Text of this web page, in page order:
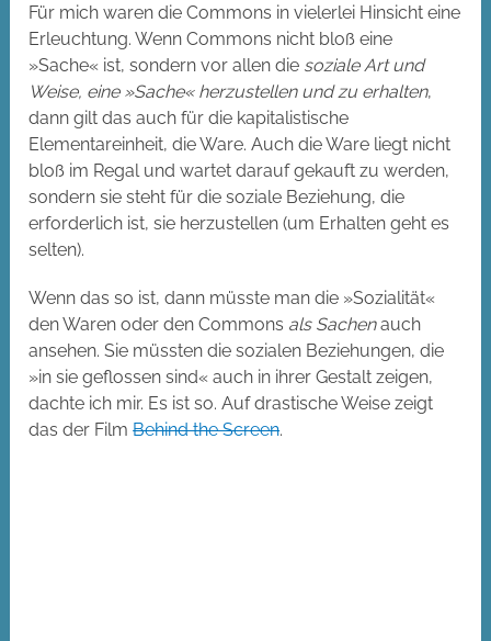
Für mich waren die Commons in vielerlei Hinsicht eine
Erleuchtung. Wenn Commons nicht bloß eine
»Sache« ist, sondern vor allen die soziale Art und
Weise, eine »Sache« herzustellen und zu erhalten,
dann gilt das auch für die kapitalistische
Elementareinheit, die Ware. Auch die Ware liegt nicht
bloß im Regal und wartet darauf gekauft zu werden,
sondern sie steht für die soziale Beziehung, die
erforderlich ist, sie herzustellen (um Erhalten geht es
selten).
Wenn das so ist, dann müsste man die »Sozialität«
den Waren oder den Commons als Sachenauch
ansehen. Sie müssten die sozialen Beziehungen, die
»in sie geflossen sind« auch in ihrer Gestalt zeigen,
dachte ich mir. Es ist so. Auf drastische Weise zeigt
das der FilmBehind the Screen.